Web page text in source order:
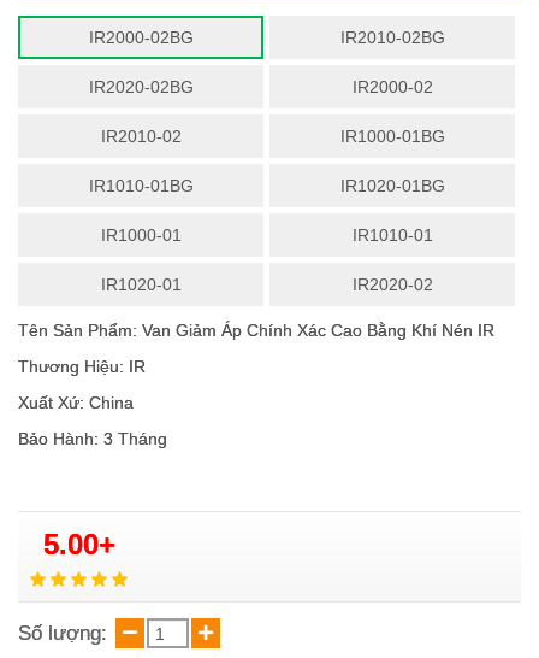
IR2000-02BG IR2010-02BG
IR2020-02BG IR2000-02
IR2010-02 IR1000-01BG
IR1010-01BG IR1020-01BG
IR1000-01 IR1010-01
IR1020-01 IR2020-02
Tên Sản Phẩm: Van Giảm Áp Chính Xác Cao Bằng Khí Nén IR
Thương Hiệu: IR
Xuất Xứ: China
Bảo Hành: 3 Tháng
5.00+
Số lượng: